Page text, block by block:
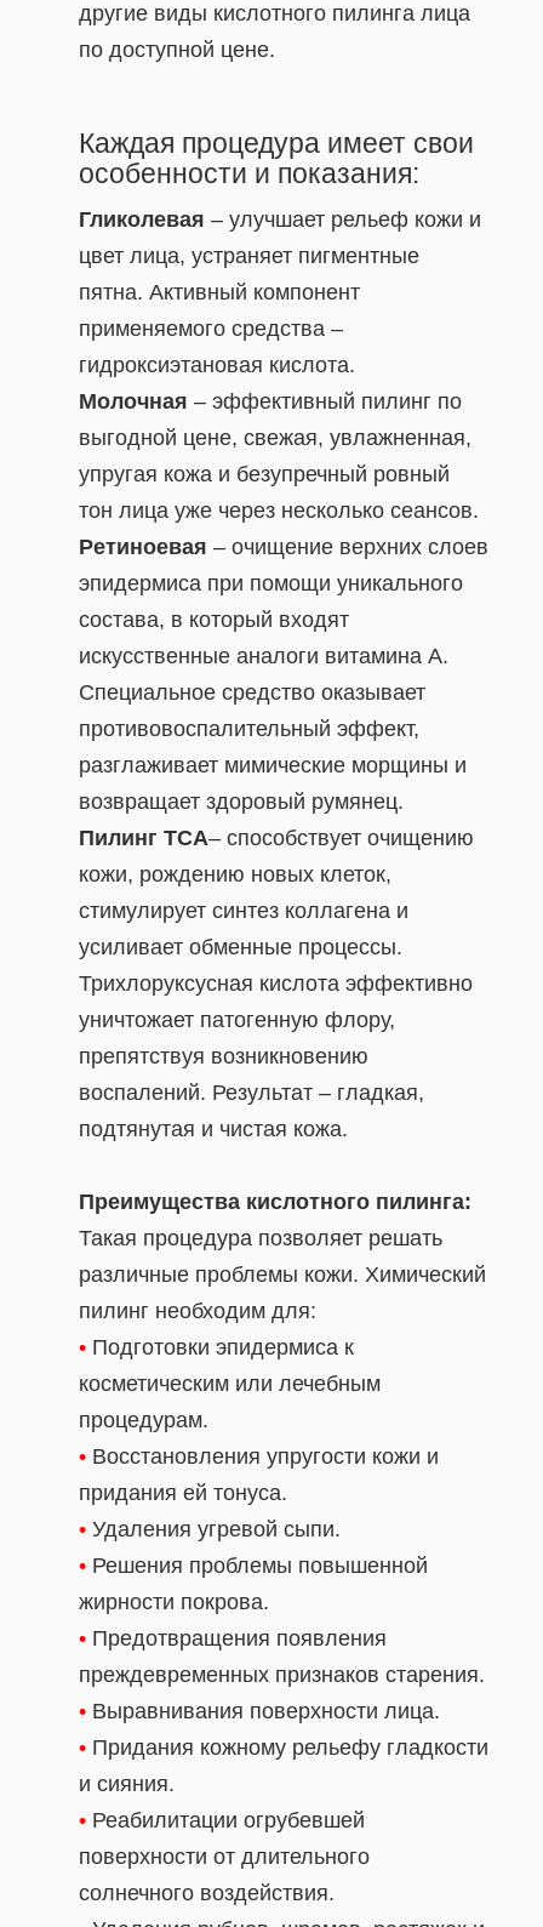
другие виды кислотного пилинга лица
по доступной цене.
Каждая процедура имеет свои
особенности и показания:
Гликолевая – улучшает рельеф кожи и
цвет лица, устраняет пигментные
пятна. Активный компонент
применяемого средства –
гидроксиэтановая кислота.
Молочная – эффективный пилинг по
выгодной цене, свежая, увлажненная,
упругая кожа и безупречный ровный
тон лица уже через несколько сеансов.
Ретиноевая – очищение верхних слоев
эпидермиса при помощи уникального
состава, в который входят
искусственные аналоги витамина A.
Специальное средство оказывает
противовоспалительный эффект,
разглаживает мимические морщины и
возвращает здоровый румянец.
Пилинг ТСА– способствует очищению
кожи, рождению новых клеток,
стимулирует синтез коллагена и
усиливает обменные процессы.
Трихлоруксусная кислота эффективно
уничтожает патогенную флору,
препятствуя возникновению
воспалений. Результат – гладкая,
подтянутая и чистая кожа.
Преимущества кислотного пилинга:
Такая процедура позволяет решать
различные проблемы кожи. Химический
пилинг необходим для:
• Подготовки эпидермиса к
косметическим или лечебным
процедурам.
• Восстановления упругости кожи и
придания ей тонуса.
• Удаления угревой сыпи.
• Решения проблемы повышенной
жирности покрова.
• Предотвращения появления
преждевременных признаков старения.
• Выравнивания поверхности лица.
• Придания кожному рельефу гладкости
и сияния.
• Реабилитации огрубевшей
поверхности от длительного
солнечного воздействия.